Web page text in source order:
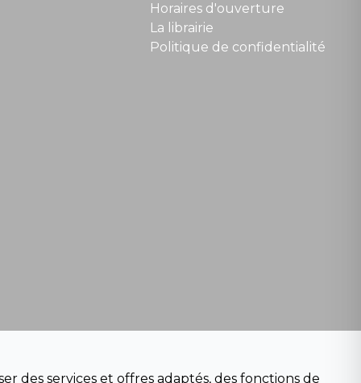
Horaires d'ouverture
La librairie
Politique de confidentialité
des services et offres adaptés, des fonctions de